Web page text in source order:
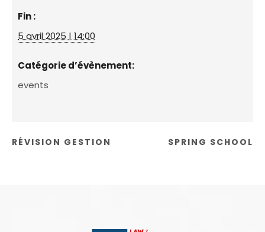
Fin :
5 avril 2025 | 14:00
Catégorie d’évènement:
events
RÉVISION GESTION SPRING SCHOOL